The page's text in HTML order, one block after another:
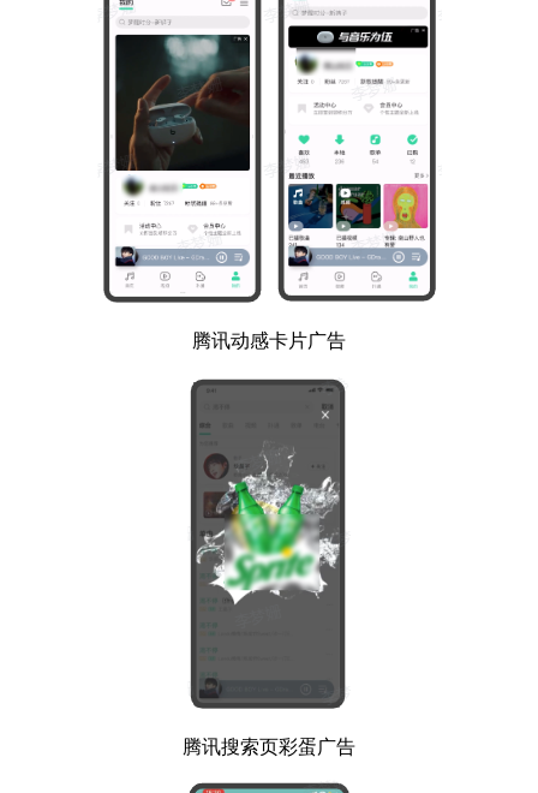
腾讯动感卡片广告
腾讯搜索页彩蛋广告